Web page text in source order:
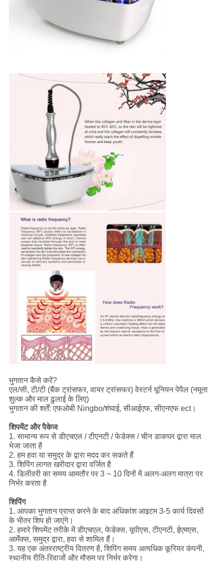
भुगतान कैसे करें?
एल/सी, टी/टी (बैंक ट्रांसफर, वायर ट्रांसफर) वेस्टर्न यूनियन पेपैल (नमूना
शुल्क और माल ढुलाई के लिए)
भुगतान की शर्तें: एफओबी Ningbo/शंघाई, सीआईएफ, सीएनएफ ect।
शिपमेंट और पैकेज
1. सामान्य रूप से डीएचएल / टीएनटी / फेडेक्स / चीन डाकघर द्वारा माल
भेजा जाता है
2. हम हवा या समुद्र के द्वारा मदद कर सकते हैं
3. शिपिंग लागत खरीदार द्वारा वर्जित है
4. डिलीवरी का समय आमतौर पर 3 ~ 10 दिनों में अलग-अलग मात्रा पर
निर्भर करता है
शिपिंग
1. आपका भुगतान प्राप्त करने के बाद अधिकांश आइटम 3-5 कार्य दिवसों
के भीतर शिप हो जाएंगे।
2. हमारे शिपमेंट तरीके में डीएचएल, फेडेक्स, यूपीएस, टीएनटी, ईएमएस,
आर्मेक्स, समुद्र द्वारा, हवा से शामिल हैं।
3. यह एक अंतरराष्ट्रीय वितरण है, शिपिंग समय अत्यधिक कूरियर कंपनी,
स्थानीय रीति-रिवाजों और मौसम पर निर्भर करेगा।